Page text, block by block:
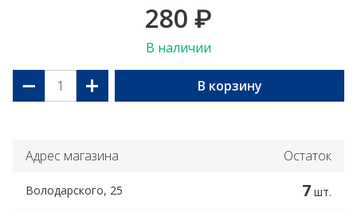
280 ₽
В наличии
− + В корзину
Адрес магазина Остаток
Володарского, 25 7 шт.